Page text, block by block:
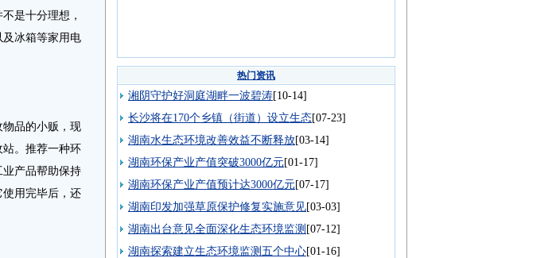
是十分理想，
冰箱等家用电
品的小贩，现
。推荐一种环
产品帮助保持
用完毕后，还
热门资讯
湘阴守护好洞庭湖畔一波碧涛[10-14]
长沙将在170个乡镇（街道）设立生态[07-23]
湖南水生态环境改善效益不断释放[03-14]
湖南环保产业产值突破3000亿元[01-17]
湖南环保产业产值预计达3000亿元[07-17]
湖南印发加强草原保护修复实施意见[03-03]
湖南出台意见全面深化生态环境监测 [07-12]
湖南探索建立生态环境监测五个中心[01-16]